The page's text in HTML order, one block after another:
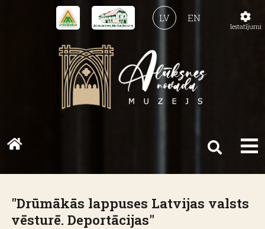
EN
LV
"Drūmākās lappuses Latvijas valsts
vēsturē. Deportācijas"
Iestatījumi